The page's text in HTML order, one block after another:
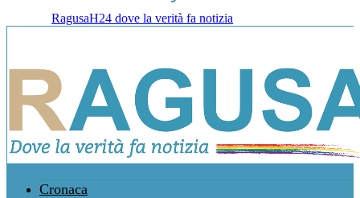
RagusaH24 dove la verità fa notizia
Cronaca